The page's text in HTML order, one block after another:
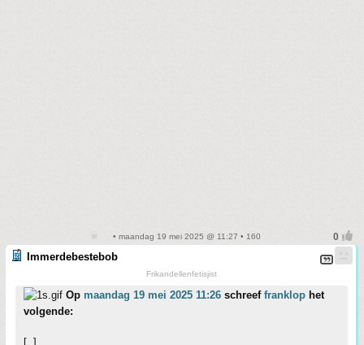
• maandag 19 mei 2025 @ 11:27 • 160
Immerdebestebob
Frikandellenfetisjist
Op maandag 19 mei 2025 11:26 schreef franklop het
volgende:
[..]